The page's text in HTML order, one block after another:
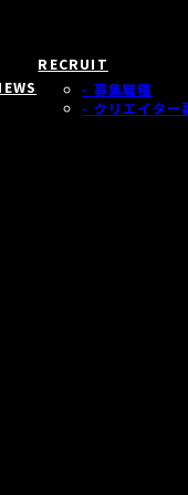
RECRUIT
- 募集職種
- クリエイター